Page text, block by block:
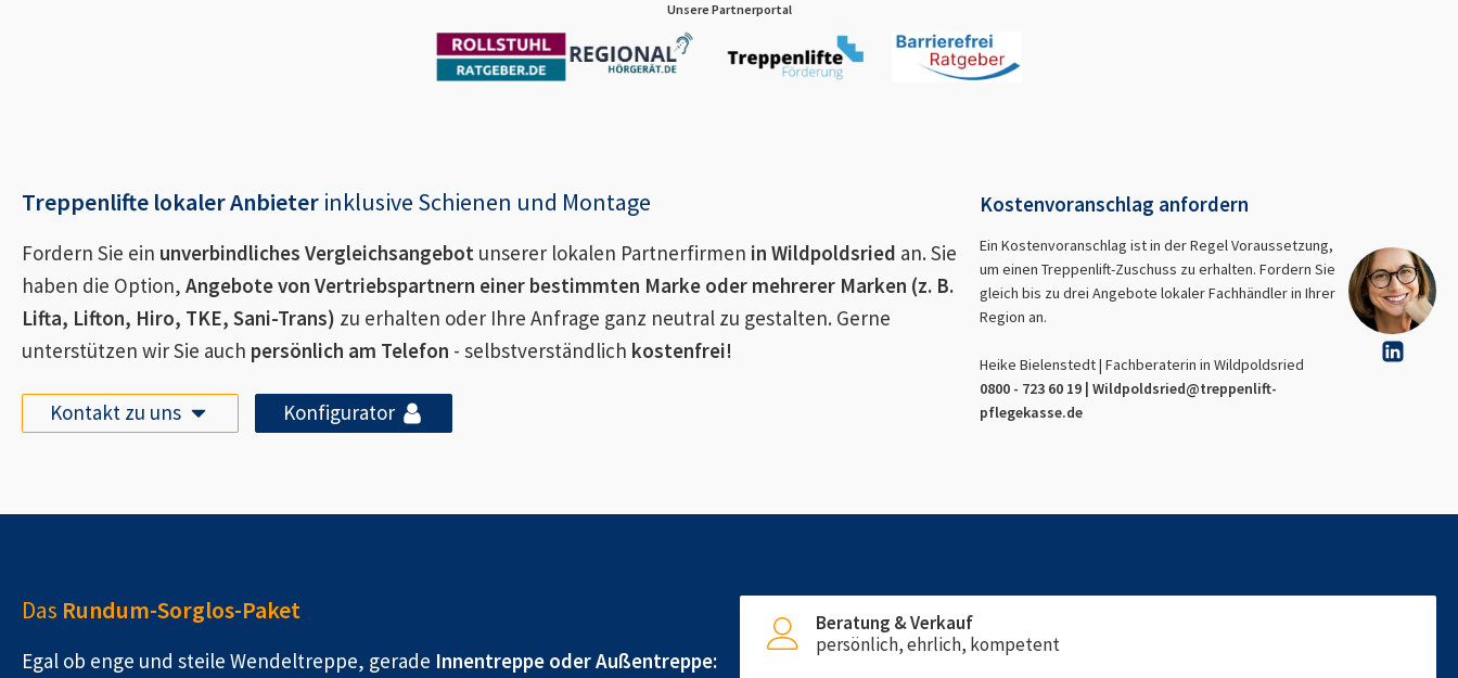
Unsere Partnerportal
Treppenlifte lokaler Anbieter inklusive Schienen und Montage
Fordern Sie ein unverbindliches Vergleichsangebot unserer lokalen Partnerfirmen in Wildpoldsried an. Sie
haben die Option, Angebote von Vertriebspartnern einer bestimmten Marke oder mehrerer Marken (z. B.
Lifta, Lifton, Hiro, TKE, Sani-Trans) zu erhalten oder Ihre Anfrage ganz neutral zu gestalten. Gerne
unterstützen wir Sie auch persönlich am Telefon - selbstverständlich kostenfrei!
Kontakt zu uns Konfigurator
Kostenvoranschlag anfordern
Ein Kostenvoranschlag ist in der Regel Voraussetzung,
um einen Treppenlift-Zuschuss zu erhalten. Fordern Sie
gleich bis zu drei Angebote lokaler Fachhändler in Ihrer
Region an.
Heike Bielenstedt | Fachberaterin in Wildpoldsried
0800 - 723 60 19 | Wildpoldsried@treppenlift-
pflegekasse.de
Das Rundum-Sorglos-Paket
Egal ob enge und steile Wendeltreppe, gerade Innentreppe oder Außentreppe:
Beratung & Verkauf
persönlich, ehrlich, kompetent